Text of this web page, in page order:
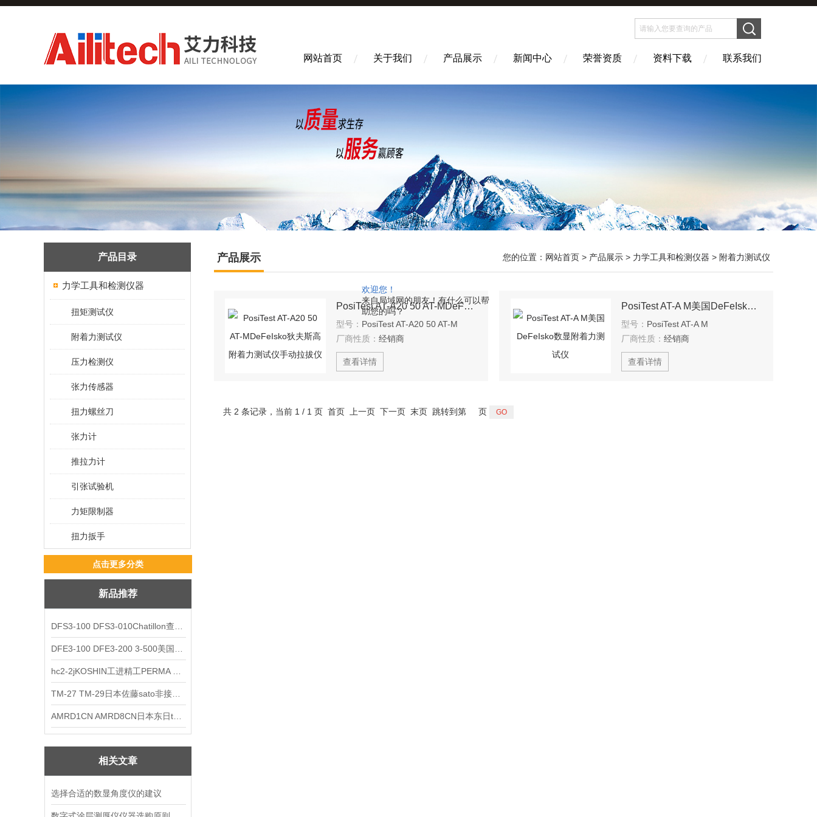
欢迎您！
来自局域网的朋友！有什么可以帮
助您的吗？
网站首页 关于我们 产品展示 新闻中心 荣誉资质 资料下载 联系我们
产品目录
力学工具和检测仪器
扭矩测试仪
附着力测试仪
压力检测仪
张力传感器
扭力螺丝刀
张力计
推拉力计
引张试验机
力矩限制器
扭力扳手
点击更多分类
新品推荐
相关文章
选择合适的数显角度仪的建议
产品展示 您的位置： 网站首页 > 产品展示 > 力学工具和检测仪器 > 附着力测试仪
PosiTest AT-A20 50 AT-MDeFeIsko狄夫斯高附着力测试仪手动拉拔仪
型号： PosiTest AT-A20 50 AT-M
厂商性质： 经销商
查看详情
PosiTest AT-A M美国DeFeIsko数显附着力测试仪
型号： PosiTest AT-A M
厂商性质： 经销商
查看详情
共 2 条记录，当前 1 / 1 页 首页 上一页 下一页 末页 跳转到第 页